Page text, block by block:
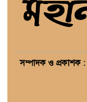
সম্পাদক ও প্রকাশক :